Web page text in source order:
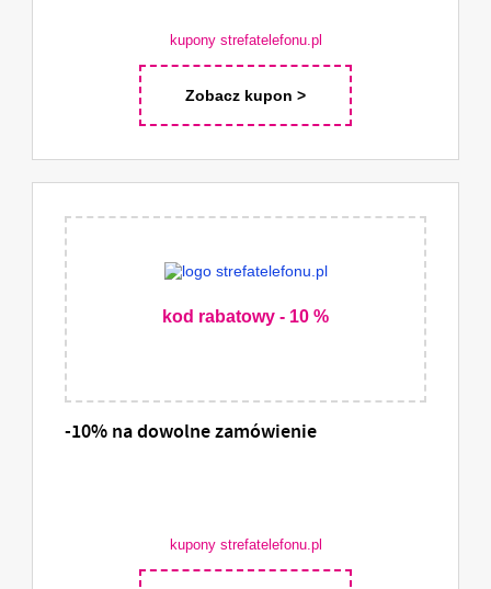
kupony strefatelefonu.pl
Zobacz kupon >
kod rabatowy - 10 %
-10% na dowolne zamówienie
kupony strefatelefonu.pl